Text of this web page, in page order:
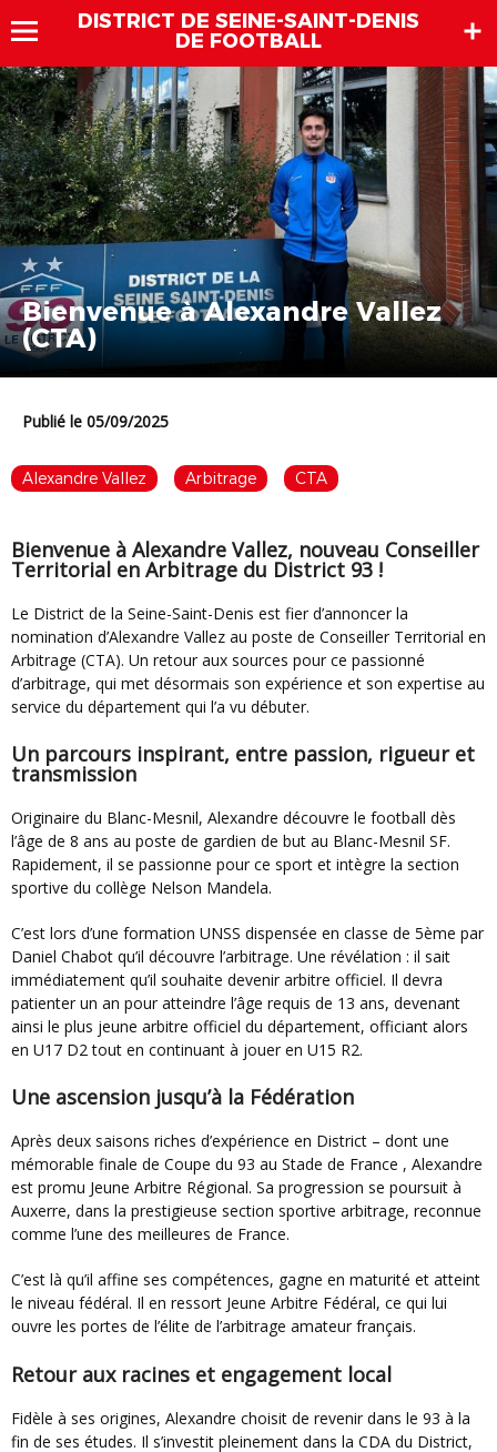
DISTRICT DE SEINE-SAINT-DENIS
DE FOOTBALL
Bienvenue à Alexandre Vallez
(CTA)
Publié le 05/09/2025
Alexandre Vallez Arbitrage CTA
Bienvenue à Alexandre Vallez, nouveau Conseiller
Territorial en Arbitrage du District 93 !
Le District de la Seine-Saint-Denis est fier d’annoncer la
nomination d’Alexandre Vallez au poste de Conseiller Territorial en
Arbitrage (CTA). Un retour aux sources pour ce passionné
d’arbitrage, qui met désormais son expérience et son expertise au
service du département qui l’a vu débuter.
Un parcours inspirant, entre passion, rigueur et
transmission
Originaire du Blanc-Mesnil, Alexandre découvre le football dès
l’âge de 8 ans au poste de gardien de but au Blanc-Mesnil SF.
Rapidement, il se passionne pour ce sport et intègre la section
sportive du collège Nelson Mandela.
C’est lors d’une formation UNSS dispensée en classe de 5ème par
Daniel Chabot qu’il découvre l’arbitrage. Une révélation : il sait
immédiatement qu’il souhaite devenir arbitre officiel. Il devra
patienter un an pour atteindre l’âge requis de 13 ans, devenant
ainsi le plus jeune arbitre officiel du département, officiant alors
en U17 D2 tout en continuant à jouer en U15 R2.
Une ascension jusqu’à la Fédération
Après deux saisons riches d’expérience en District – dont une
mémorable finale de Coupe du 93 au Stade de France , Alexandre
est promu Jeune Arbitre Régional. Sa progression se poursuit à
Auxerre, dans la prestigieuse section sportive arbitrage, reconnue
comme l’une des meilleures de France.
C’est là qu’il affine ses compétences, gagne en maturité et atteint
le niveau fédéral. Il en ressort Jeune Arbitre Fédéral, ce qui lui
ouvre les portes de l’élite de l’arbitrage amateur français.
Retour aux racines et engagement local
Fidèle à ses origines, Alexandre choisit de revenir dans le 93 à la
fin de ses études. Il s’investit pleinement dans la CDA du District,